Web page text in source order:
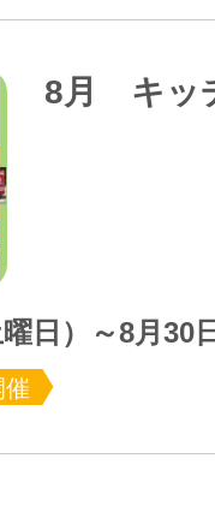
8月 キッ
日）～8月30
催